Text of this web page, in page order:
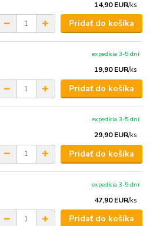
14,90 EUR/ks
Pridať do košíka
19,90 EUR/ks
expedícia 3-5 dní
Pridať do košíka
29,90 EUR/ks
expedícia 3-5 dní
Pridať do košíka
47,90 EUR/ks
expedícia 3-5 dní
Pridať do košíka